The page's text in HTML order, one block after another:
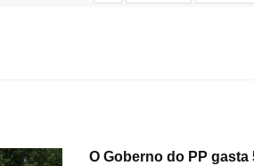
O Goberno do PP gasta